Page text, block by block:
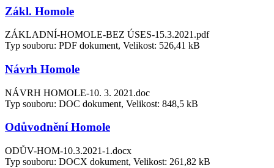
Zákl. Homole
ZÁKLADNÍ-HOMOLE-BEZ ÚSES-15.3.2021.pdf
Typ souboru: PDF dokument, Velikost: 526,41 kB
Návrh Homole
NÁVRH HOMOLE-10. 3. 2021.doc
Typ souboru: DOC dokument, Velikost: 848,5 kB
Odůvodnění Homole
ODŮV-HOM-10.3.2021-1.docx
Typ souboru: DOCX dokument, Velikost: 261,82 kB